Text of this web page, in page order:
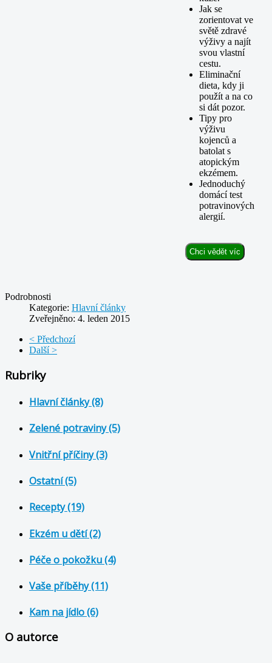
Jak se
zorientovat ve
světě zdravé
výživy a najít
svou vlastní
cestu.
Eliminační
dieta, kdy ji
použít a na co
si dát pozor.
Tipy pro
výživu
kojenců a
batolat s
atopickým
ekzémem.
Jednoduchý
domácí test
potravinových
alergií.
Chci vědět víc
Podrobnosti
Kategorie: Hlavní články
Zveřejněno: 4. leden 2015
< Předchozí
Další >
Rubriky
Hlavní články (8)
Zelené potraviny (5)
Vnitřní příčiny (3)
Ostatní (5)
Recepty (19)
Ekzém u dětí (2)
Péče o pokožku (4)
Vaše příběhy (11)
Kam na jídlo (6)
O autorce